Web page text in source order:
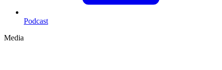
Podcast
Media